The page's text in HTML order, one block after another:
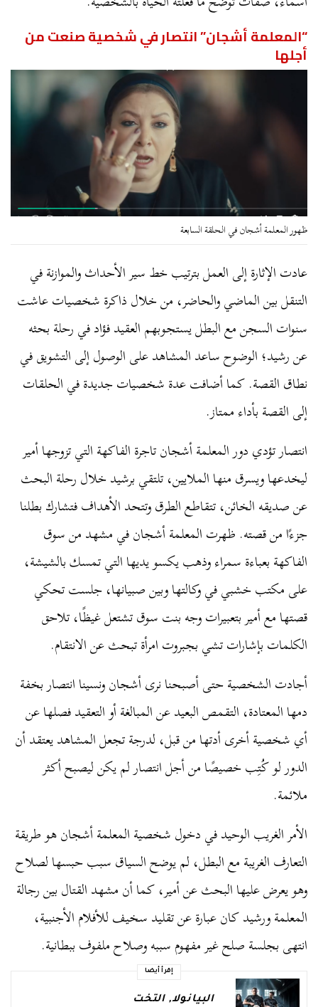
“المعلمة أشجان” انتصار في شخصية صنعت من
أجلها
ظهور المعلمة أشجان في الحلقة السابعة
عادت الإثارة إلى العمل بترتيب خط سير الأحداث والموازنة في
التنقل بين الماضي والحاضر، من خلال ذاكرةشخصيات عاشت
سنوات السجن مع البطل يستجوبهم العقيد فؤاد في رحلة بحثه
عن رشيد؛ الوضوح ساعد المشاهد على الوصول إلى التشويق في
نطاق القصة. كما أضافت عدة شخصيات جديدة في الحلقات
إلى القصة بأداء ممتاز.
انتصار تؤدي دور المعلمة أشجان تاجرة الفاكهة التي تزوجها أمير
ليخدعها ويسرق منها الملايين، تلتقي برشيد خلال رحلة البحث
عن صديقه الخائن، تتقاطع الطرق وتتحد الأهداف فتشارك بطلنا
جزءًا من قصته. ظهرت المعلمة أشجان في مشهد من سوق
الفاكهة بعباءة سمراء وذهب يكسو يديها التي تمسك بالشيشة،
على مكتب خشبي في وكالتها وبين صبيانها، جلست تحكي
قصتها مع أمير بتعبيرات وجه بنت سوق تشتعل غيظًا، تلاحق
الكلمات بإشارات تشي بجبروت امرأة تبحث عن الانتقام.
أجادت الشخصية حتى أصبحنا نرى أشجان ونسينا انتصار بخفة
دمها المعتادة، التقمص البعيد عن المبالغة أو التعقيد فصلها عن
أي شخصية أخرى أدتها من قبل، لدرجة تجعل المشاهد يعتقد أن
الدور لو كُتِب خصيصًا من أجل انتصار لم يكن ليصبح أكثر
ملائمة.
الأمر الغريب الوحيد في دخول شخصية المعلمة أشجان هو طريقة
التعارف الغريبة مع البطل، لم يوضح السياق سبب حبسها لصلاح
وهو يعرض عليها البحث عن أمير، كما أن مشهد القتال بين رجالة
المعلمة ورشيد كان عبارة عن تقليد سخيف للأفلام الأجنبية،
انتهى بجلسة صلح غير مفهوم سببه وصلاح ملفوف ببطانية.
إقرأ أيضا
البيانولا,التخت